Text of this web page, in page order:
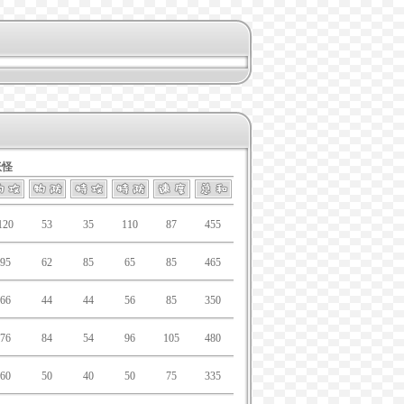
53 35 110 87 455
95 62 85 65 85 465
66 44 44 56 85 350
76 84 54 96 105 480
60 50 40 50 75 335